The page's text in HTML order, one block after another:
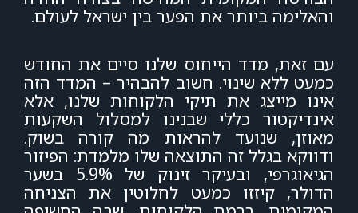
והאלימה ביותר את הפער בין ישראל לעולם.
עם זאת, מדד הייחוס שלנו סיים את החודש
כמעט ללא שינוי. חשוב להבהיר – המדד הזה
אינו מייצג את תיקי הלקוחות שלנו, אלא
אינדיקטור כללי שבנינו למסלול השקעות
מאוזן, שנועד להראות מה קורה בשוק.
ודווקא בגלל זה התוצאה שלו מלמדת: הפיזור
הגיאוגרפי, ובעיקר זינוק של 5.9% בשער
הדולר, קיזזו כמעט לחלוטין את הצניחה